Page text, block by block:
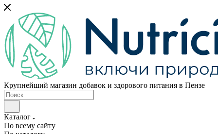
Крупнейший магазин добавок и здорового питания в Пензе
Каталог
По всему сайту